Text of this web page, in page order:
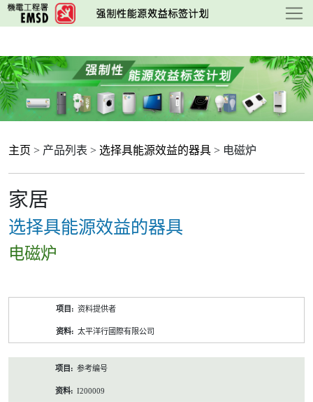
跳
至
要
内
容
主页 > 产品列表 > 选择具能源效益的器具 > 电磁炉
家居
选择具能源效益的器具
电磁炉
资料提供者
太平洋行國際有限公司
参考编号
I200009